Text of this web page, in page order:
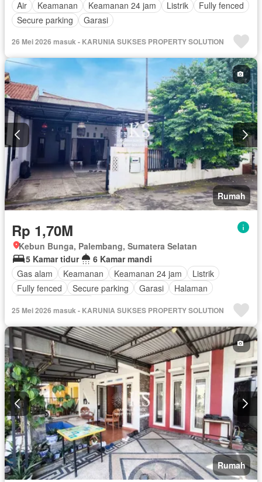
Air
Keamanan Keamanan 24 jam Listrik
Fully fenced
Secure parking
Garasi
26 Mei 2026 masuk - KARUNIA SUKSES PROPERTY SOLUTION
Rumah
Rp 1,70M
Kebun Bunga, Palembang, Sumatera Selatan
5 Kamar tidur
6 Kamar mandi
Gas alam
Keamanan Keamanan 24 jam
Listrik
Fully fenced
Secure parking Garasi
Halaman
25 Mei 2026 masuk - KARUNIA SUKSES PROPERTY SOLUTION
Rumah